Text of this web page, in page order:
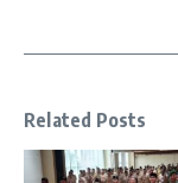
Related Posts